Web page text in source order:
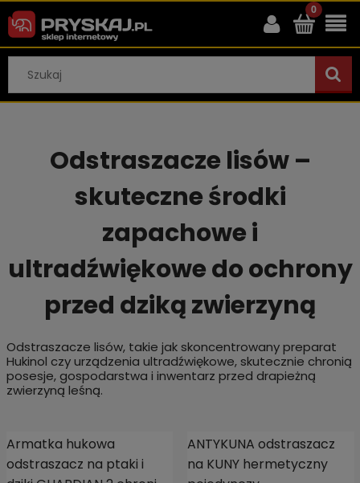
Odstraszacze lisów –
skuteczne środki
zapachowe i
ultradźwiękowe do ochrony
przed dziką zwierzyną
Odstraszacze lisów, takie jak skoncentrowany preparat
Hukinol czy urządzenia ultradźwiękowe, skutecznie chronią
posesje, gospodarstwa i inwentarz przed drapieżną
zwierzyną leśną.
Armatka hukowa
odstraszacz na ptaki i
ANTYKUNA odstraszacz
na KUNY hermetyczny